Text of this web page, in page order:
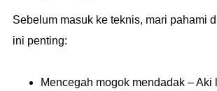
Sebelum masuk ke teknis, mari pahami
ini penting:
Mencegah mogok mendadak – Aki